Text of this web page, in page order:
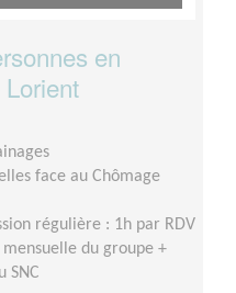
en
face au Chômage
régulière : 1h par RDV
du groupe +
SNC